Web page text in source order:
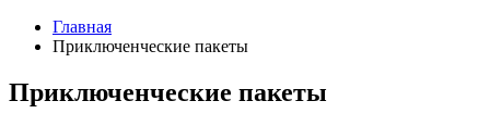
Главная
Приключенческие пакеты
Приключенческие пакеты